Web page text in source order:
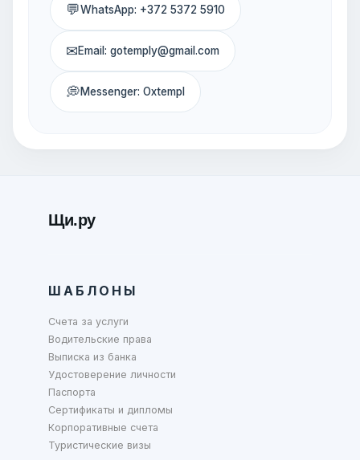
💬WhatsApp: +372 5372 5910
✉Email: gotemply@gmail.com
💭Messenger: Oxtempl
Щи.ру
ШАБЛОНЫ
Счета за услуги
Водительские права
Выписка из банка
Удостоверение личности
Паспорта
Сертификаты и дипломы
Корпоративные счета
Туристические визы